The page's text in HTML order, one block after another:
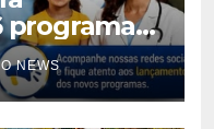
programas
NEWS